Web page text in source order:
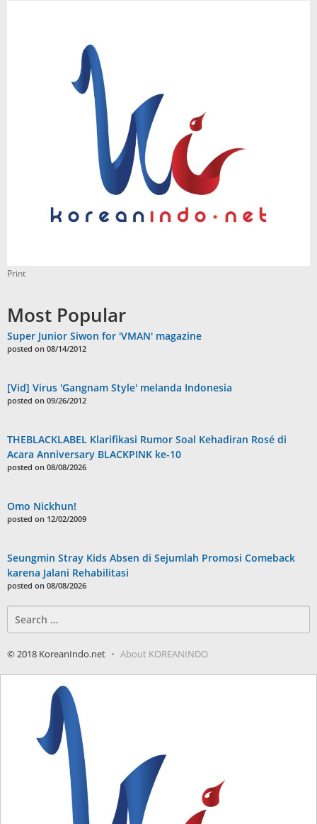
Print
Most Popular
Super Junior Siwon for 'VMAN' magazine
posted on 08/14/2012
[Vid] Virus 'Gangnam Style' melanda Indonesia
posted on 09/26/2012
THEBLACKLABEL Klarifikasi Rumor Soal Kehadiran Rosé di
Acara Anniversary BLACKPINK ke-10
posted on 08/08/2026
Omo Nickhun!
posted on 12/02/2009
Seungmin Stray Kids Absen di Sejumlah Promosi Comeback
karena Jalani Rehabilitasi
posted on 08/08/2026
for:
© 2018 KoreanIndo.net About KOREANINDO